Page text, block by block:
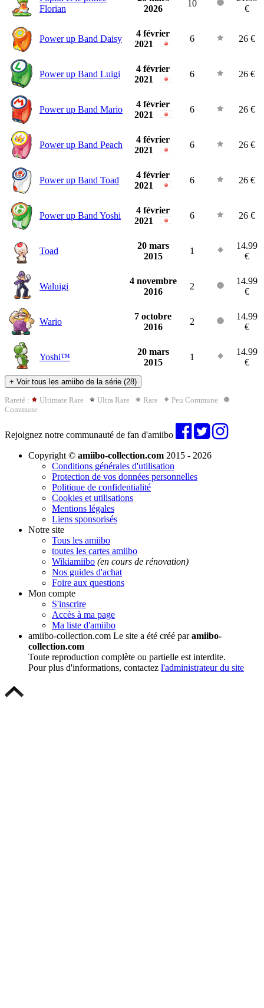
Florian
2026
10
€
Power up Band Daisy
4 février
2021
6 26 €
Power up Band Luigi
4 février
2021
6 26 €
Power up Band Mario
4 février
2021
6 26 €
Power up Band Peach
4 février
2021
6 26 €
Power up Band Toad
4 février
2021
6 26 €
Power up Band Yoshi
4 février
2021
6 26 €
Toad
20 mars
2015
1
14.99
€
Waluigi
4 novembre
2016
2
14.99
€
Wario
7 octobre
2016
2
14.99
€
Yoshi™
20 mars
2015
1
14.99
€
+ Voir tous les amiibo de la série (28)
Rareté : Ultimate Rare Ultra Rare Rare
Peu Commune
Commune
Rejoignez notre communauté de fan d'amiibo
Copyright © amiibo-collection.com 2015 - 2026
Conditions générales d'utilisation
Protection de vos données personnelles
Politique de confidentialité
Cookies et utilisations
Mentions légales
Liens sponsorisés
Notre site
Tous les amiibo
toutes les cartes amiibo
Wikiamiibo (en cours de rénovation)
Nos guides d'achat
Foire aux questions
Mon compte
S'inscrire
Accès à ma page
Ma liste d'amiibo
amiibo-collection.com Le site a été créé paramiibo-
collection.com
Toute reproduction complète ou partielle est interdite.
Pour plus d'informations, contactez l'administrateur du site